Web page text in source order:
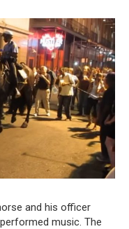
and his officer
music. The